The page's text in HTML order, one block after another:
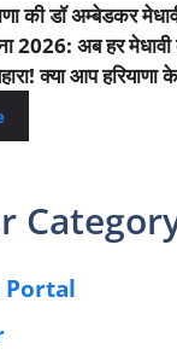
की डॉ अम्बेडकर
2026: अब हर मेधावी
क्या आप हरियाणा
Portal